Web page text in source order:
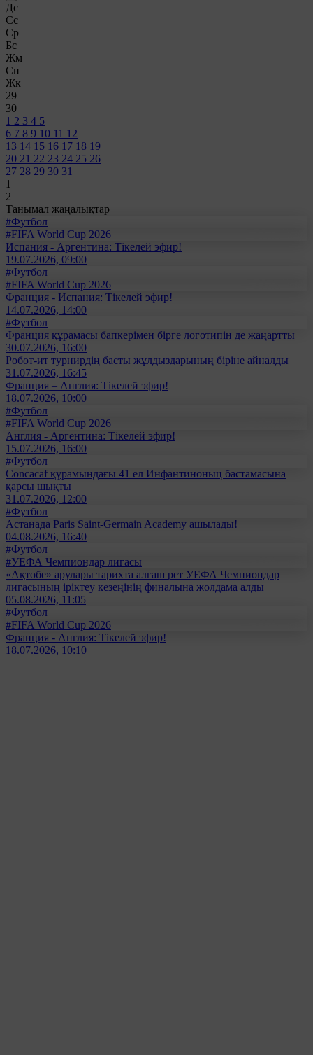
Дс
Сс
Ср
Бс
Жм
Сн
Жк
29
30
1 2 3 4 5
6 7 8 9 10 11 12
13 14 15 16 17 18 19
20 21 22 23 24 25 26
27 28 29 30 31
1
2
Танымал жаңалықтар
#Футбол
#FIFA World Cup 2026
Испания - Аргентина: Тікелей эфир!
19.07.2026, 09:00
#Футбол
#FIFA World Cup 2026
Франция - Испания: Тікелей эфир!
14.07.2026, 14:00
#Футбол
Франция құрамасы бапкерімен бірге логотипін де жаңартты
30.07.2026, 16:00
Робот-ит турнирдің басты жұлдыздарының біріне айналды
31.07.2026, 16:45
Франция – Англия: Тікелей эфир!
18.07.2026, 10:00
#Футбол
#FIFA World Cup 2026
Англия - Аргентина: Тікелей эфир!
15.07.2026, 16:00
#Футбол
Concacaf құрамындағы 41 ел Инфантиноның бастамасына
қарсы шықты
31.07.2026, 12:00
#Футбол
Астанада Paris Saint-Germain Academy ашылады!
04.08.2026, 16:40
#Футбол
#УЕФА Чемпиондар лигасы
«Ақтөбе» арулары тарихта алғаш рет УЕФА Чемпиондар
лигасының іріктеу кезеңінің финалына жолдама алды
05.08.2026, 11:05
#Футбол
#FIFA World Cup 2026
Франция - Англия: Тікелей эфир!
18.07.2026, 10:10